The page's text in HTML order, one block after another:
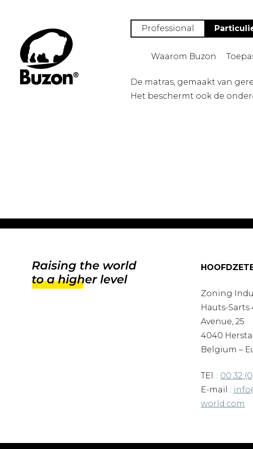
Professional
Waarom Buzon
De matras, gemaakt van
Het beschermt ook de
Zoning
Hauts-Sarts
Avenue, 25
4040 Herstal
Belgium –
TEl. : 00 32
E-mail :
world.com